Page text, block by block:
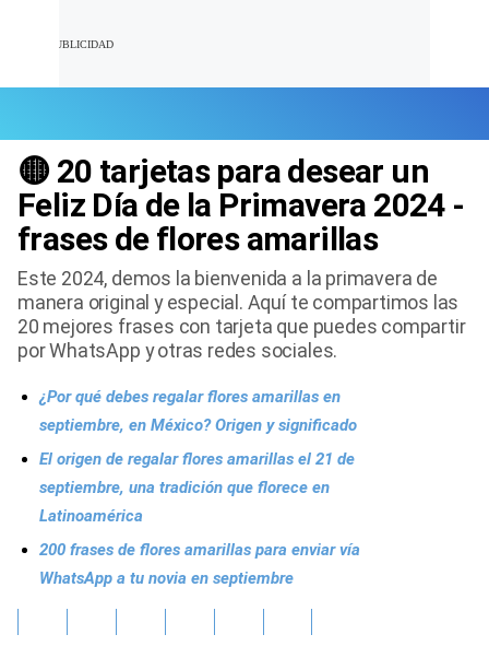
Últimas Noticias
Mi Bolsillo
Respuestas
Gente
Vida Laboral
Tendencias Mix
Sports
🟡 20 tarjetas para desear un
Feliz Día de la Primavera 2024 -
frases de flores amarillas
Este 2024, demos la bienvenida a la primavera de
manera original y especial. Aquí te compartimos las
20 mejores frases con tarjeta que puedes compartir
por WhatsApp y otras redes sociales.
¿Por qué debes regalar flores amarillas en
septiembre, en México? Origen y significado
El origen de regalar flores amarillas el 21 de
septiembre, una tradición que florece en
Latinoamérica
200 frases de flores amarillas para enviar vía
WhatsApp a tu novia en septiembre